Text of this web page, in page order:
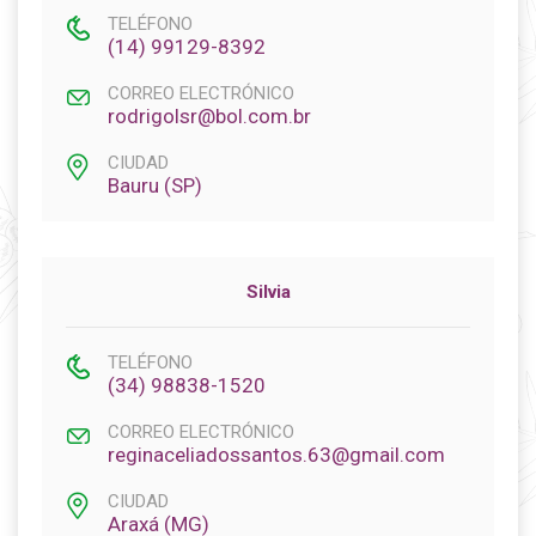
TELÉFONO
(14) 99129-8392
CORREO ELECTRÓNICO
rodrigolsr@bol.com.br
CIUDAD
Bauru (SP)
Silvia
TELÉFONO
(34) 98838-1520
CORREO ELECTRÓNICO
reginaceliadossantos.63@gmail.com
CIUDAD
Araxá (MG)